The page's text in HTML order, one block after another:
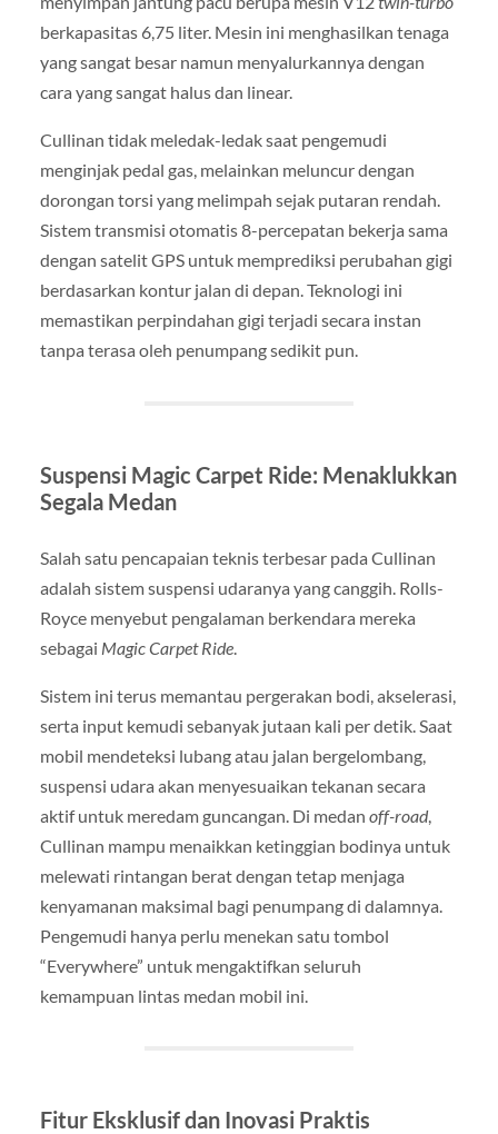
berkapasitas 6,75 liter. Mesin ini menghasilkan tenaga
yang sangat besar namun menyalurkannya dengan
cara yang sangat halus dan linear.
Cullinan tidak meledak-ledak saat pengemudi
menginjak pedal gas, melainkan meluncur dengan
dorongan torsi yang melimpah sejak putaran rendah.
Sistem transmisi otomatis 8-percepatan bekerja sama
dengan satelit GPS untuk memprediksi perubahan gigi
berdasarkan kontur jalan di depan. Teknologi ini
memastikan perpindahan gigi terjadi secara instan
tanpa terasa oleh penumpang sedikit pun.
Suspensi Magic Carpet Ride: Menaklukkan
Segala Medan
Salah satu pencapaian teknis terbesar pada Cullinan
adalah sistem suspensi udaranya yang canggih. Rolls-
Royce menyebut pengalaman berkendara mereka
sebagai Magic Carpet Ride.
Sistem ini terus memantau pergerakan bodi, akselerasi,
serta input kemudi sebanyak jutaan kali per detik. Saat
mobil mendeteksi lubang atau jalan bergelombang,
suspensi udara akan menyesuaikan tekanan secara
aktif untuk meredam guncangan. Di medan off-road,
Cullinan mampu menaikkan ketinggian bodinya untuk
melewati rintangan berat dengan tetap menjaga
kenyamanan maksimal bagi penumpang di dalamnya.
Pengemudi hanya perlu menekan satu tombol
“Everywhere” untuk mengaktifkan seluruh
kemampuan lintas medan mobil ini.
Fitur Eksklusif dan Inovasi Praktis